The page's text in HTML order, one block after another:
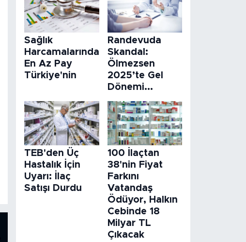
Sağlık
Harcamalarında
En Az Pay
Türkiye'nin
Randevuda
Skandal:
Ölmezsen
2025’te Gel
Dönemi...
TEB'den Üç
Hastalık İçin
Uyarı: İlaç
Satışı Durdu
100 İlaçtan
38'nin Fiyat
Farkını
Vatandaş
Ödüyor, Halkın
Cebinde 18
Milyar TL
Çıkacak